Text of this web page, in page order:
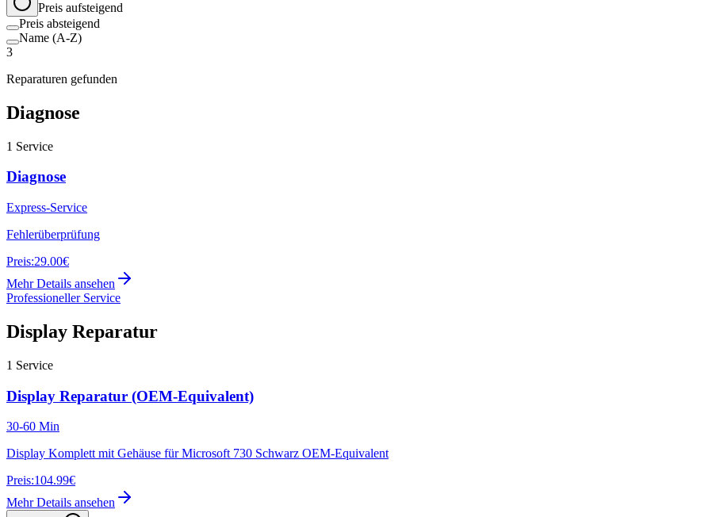
Preis aufsteigend
Preis absteigend
Name (A-Z)
3
Reparaturen gefunden
Diagnose
1 Service
Diagnose
Express-Service
Fehlerüberprüfung
Preis:29.00€
Mehr Details ansehen
Professioneller Service
Display Reparatur
1 Service
Display Reparatur (OEM-Equivalent)
30-60 Min
Display Komplett mit Gehäuse für Microsoft 730 Schwarz OEM-Equivalent
Preis:104.99€
Mehr Details ansehen